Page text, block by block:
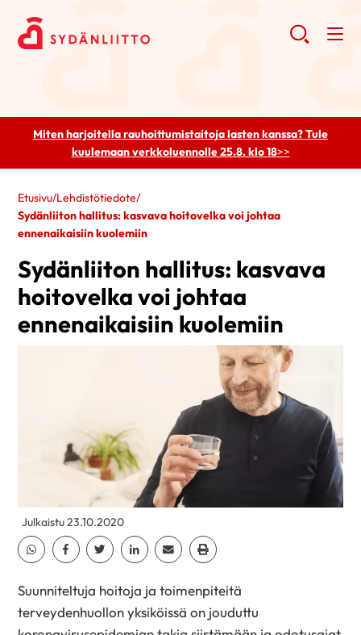
Miten harjoitella rauhoittumistaitoja lasten kanssa? Tule
kuulemaanverkkoluennolle 25.8. klo 18>>
Etusivu/Lehdistötiedote/
Sydänliiton hallitus: kasvava hoitovelka voi johtaa
ennenaikaisiin kuolemiin
Sydänliiton hallitus: kasvava
hoitovelka voi johtaa
ennenaikaisiin kuolemiin
Julkaistu 23.10.2020
Jaa Whatsapp
Jaa Facebook
Jaa TwitterJaa Linkedin
Jaa EmailJaa Print
Suunniteltuja hoitoja ja toimenpiteitä
terveydenhuollon yksiköissä on jouduttu